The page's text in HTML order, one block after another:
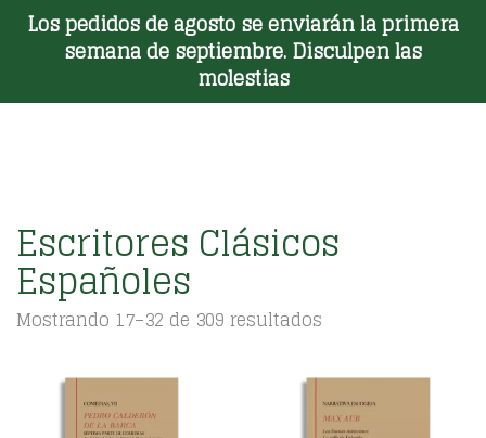
Los pedidos de agosto se enviarán la primera
semana de septiembre. Disculpen las
molestias
Toggle Menu
Escritores Clásicos
Españoles
Mostrando 17–32 de 309 resultados
últimos